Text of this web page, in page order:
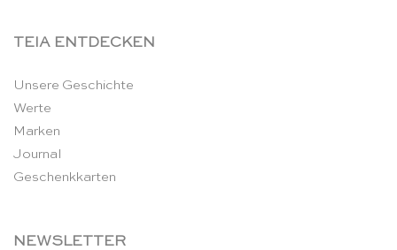
TEIA ENTDECKEN
Unsere Geschichte
Werte
Marken
Journal
Geschenkkarten
NEWSLETTER